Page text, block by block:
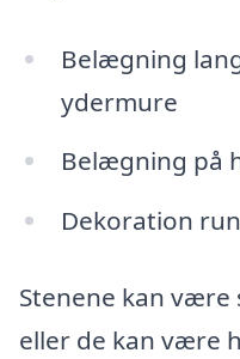
Belægning
ydermure
Belægning på
Dekoration
Stenene kan
eller de kan være